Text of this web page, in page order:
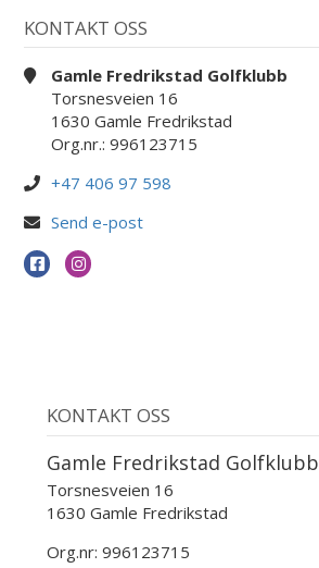
KONTAKT OSS
Gamle Fredrikstad Golfklubb
Torsnesveien 16
1630 Gamle Fredrikstad
Org.nr.: 996123715
+47 406 97 598
Send e-post
KONTAKT OSS
Gamle Fredrikstad Golfklubb
Torsnesveien 16
1630 Gamle Fredrikstad
Org.nr: 996123715